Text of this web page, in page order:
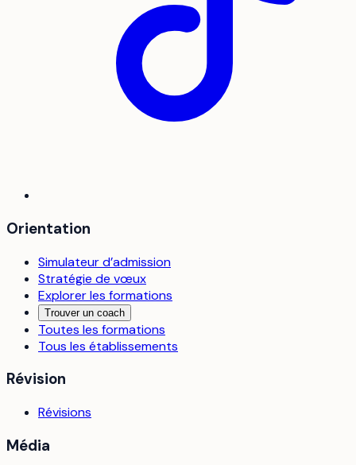
Orientation
Simulateur d’admission
Stratégie de vœux
Explorer les formations
Trouver un coach
Toutes les formations
Tous les établissements
Révision
Révisions
Média